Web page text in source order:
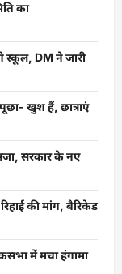
का
स्कूल, DM ने जारी
खुश हैं, छात्राएं
सरकार के नए
की मांग, बैरिकेड
में मचा हंगामा